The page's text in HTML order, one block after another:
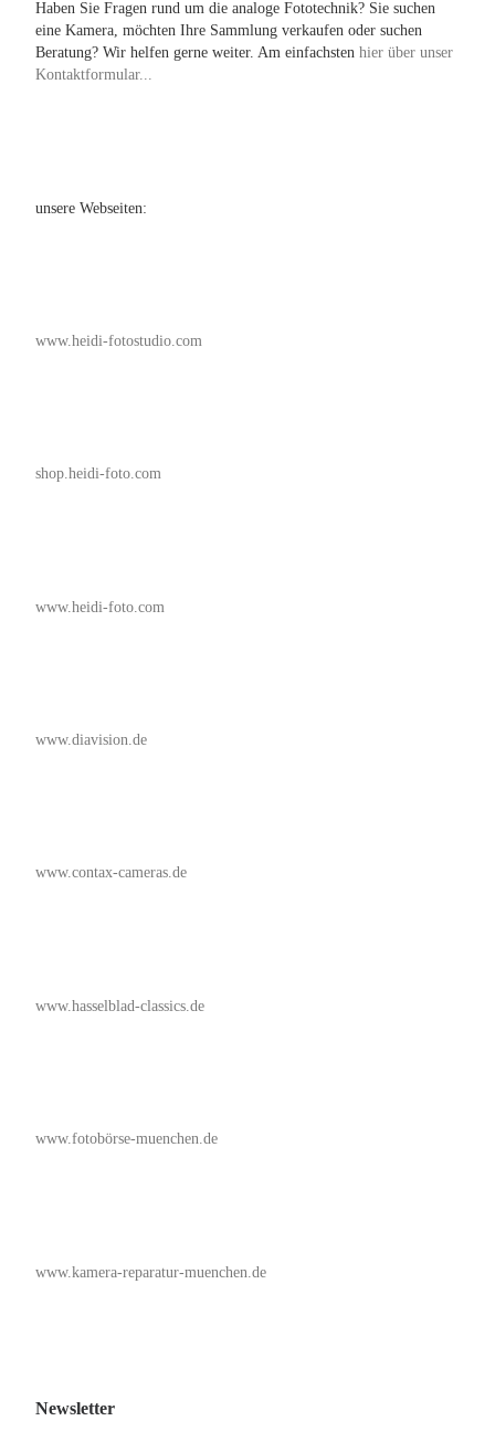
Haben Sie Fragen rund um die analoge Fototechnik? Sie suchen
eine Kamera, möchten Ihre Sammlung verkaufen oder suchen
Beratung? Wir helfen gerne weiter. Am einfachsten hier über unser
Kontaktformular...
unsere Webseiten:
www.heidi-fotostudio.com
shop.heidi-foto.com
www.heidi-foto.com
www.diavision.de
www.contax-cameras.de
www.hasselblad-classics.de
www.fotobörse-muenchen.de
www.kamera-reparatur-muenchen.de
Newsletter